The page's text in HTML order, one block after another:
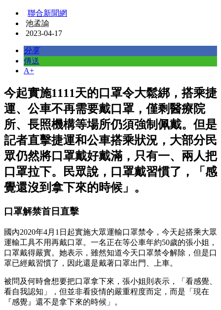
聯合新聞網
池孟諭
2023-04-17
分享
傳送
A+
今起實施1111天的口罩令大鬆綁，搭乘捷
運、公車不再需要戴口罩，僅剩醫療院
所、長照機構等場所仍須強制佩戴。但是
記者直擊捷運和公車搭乘狀況，大部分民
眾仍然將口罩戴好戴滿，只有一、兩人把
口罩拉下。民眾說，口罩戴習慣了，「感
覺還沒到拿下來的時候」。
口罩解禁首日直擊
國內2020年4月1日起實施大眾運輸口罩禁令，今天起搭乘大眾
運輸工具不用再戴口罩。一名正在等公車年約50歲的張小姐，
口罩戴得嚴實。她表示，雖然知道今天口罩禁令解除，但是口
罩已經戴習慣了，因此還是戴著口罩出門、上車。
被問及何時會想要把口罩拿下來，張小姐則表示，「看感覺、
看自我認知」，但並非看疫情的嚴重程度而定，而是「現在
『感覺』還不是拿下來的時候」。